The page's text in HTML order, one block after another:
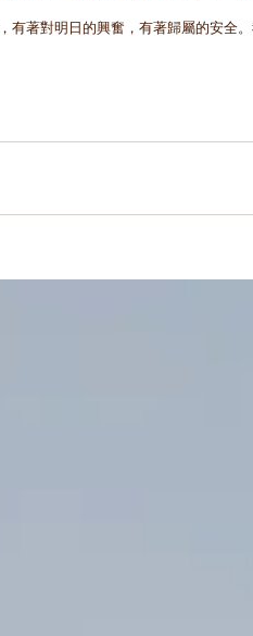
有著對明日的興奮，有著歸屬的安全